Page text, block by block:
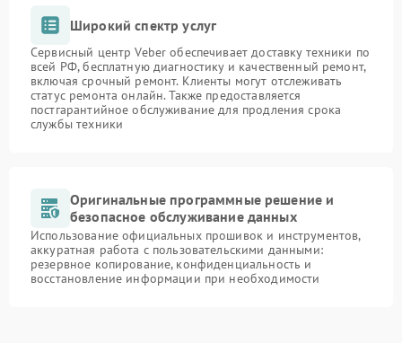
Широкий спектр услуг
Сервисный центр Veber обеспечивает доставку техники по
всей РФ, бесплатную диагностику и качественный ремонт,
включая срочный ремонт. Клиенты могут отслеживать
статус ремонта онлайн. Также предоставляется
постгарантийное обслуживание для продления срока
службы техники
Оригинальные программные решение и
безопасное обслуживание данных
Использование официальных прошивок и инструментов,
аккуратная работа с пользовательскими данными:
резервное копирование, конфиденциальность и
восстановление информации при необходимости